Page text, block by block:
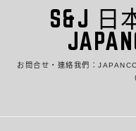
S&J 日
お問合せ・連絡我們：